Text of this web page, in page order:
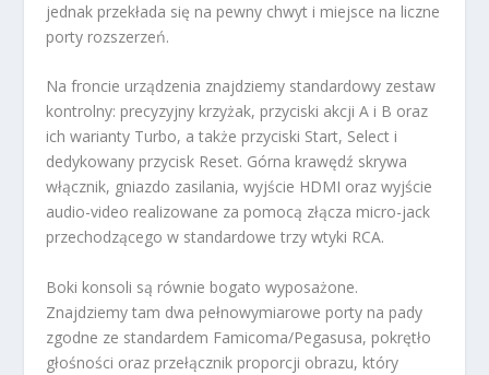
jednak przekłada się na pewny chwyt i miejsce na liczne
porty rozszerzeń.
Na froncie urządzenia znajdziemy standardowy zestaw
kontrolny: precyzyjny krzyżak, przyciski akcji A i B oraz
ich warianty Turbo, a także przyciski Start, Select i
dedykowany przycisk Reset. Górna krawędź skrywa
włącznik, gniazdo zasilania, wyjście HDMI oraz wyjście
audio-video realizowane za pomocą złącza micro-jack
przechodzącego w standardowe trzy wtyki RCA.
Boki konsoli są równie bogato wyposażone.
Znajdziemy tam dwa pełnowymiarowe porty na pady
zgodne ze standardem Famicoma/Pegasusa, pokrętło
głośności oraz przełącznik proporcji obrazu, który